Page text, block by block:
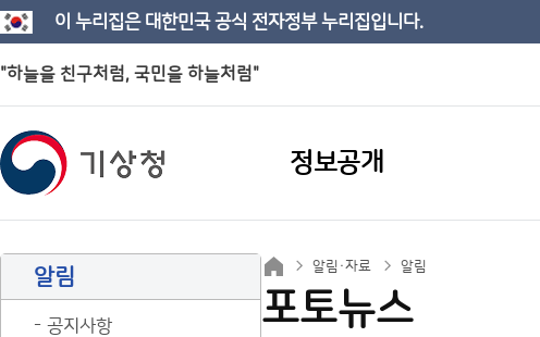
이 누리집은 대한민국 공식 전자정부 누리집입니다.
"하늘을 친구처럼, 국민을 하늘처럼"
정보공개
알림
공지사항
알림·자료 알림
포토뉴스